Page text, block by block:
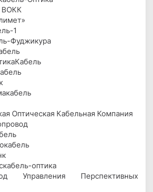
ВОКК
1
Фуджикура
Оптическая Кабельная Компания
оптика
Управления Перспективных